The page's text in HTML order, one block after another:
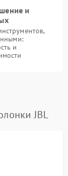
и
и
JBL